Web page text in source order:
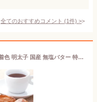
全てのおすすめコメント (1件) >
博多明太フランス10本セット パン 無着色 明太子 国産 無塩バター 特製明太バター ソフト フランスパン 惣菜パン